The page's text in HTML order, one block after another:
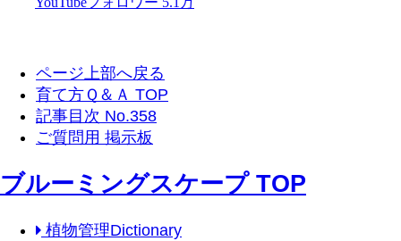
ページ上部へ戻る
育て方Ｑ＆Ａ TOP
記事目次 No.358
ご質問用 掲示板
ブルーミングスケープ TOP
植物管理Dictionary